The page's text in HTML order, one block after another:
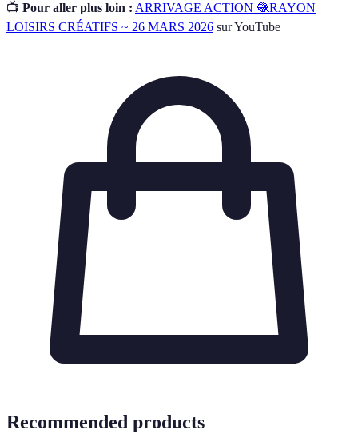
📺 Pour aller plus loin : ARRIVAGE ACTION 🧶RAYON
LOISIRS CRÉATIFS ~ 26 MARS 2026 sur YouTube
Recommended products